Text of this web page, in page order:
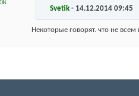
Svetik - 14.12.2014 09:45
Некоторые говорят. что не